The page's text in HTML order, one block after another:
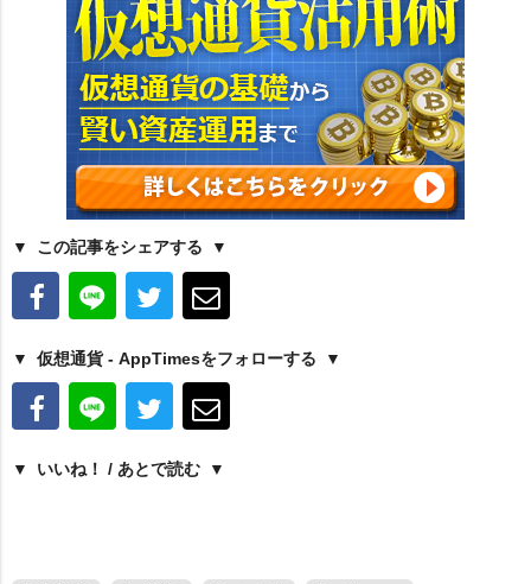
この記事をシェアする
仮想通貨 - AppTimesをフォローする
いいね！ / あとで読む